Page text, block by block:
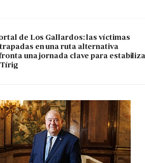
de Los Gallardos: las víctimas
en una ruta alternativa
una jornada clave para